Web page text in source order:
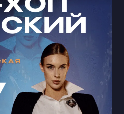
ЖЕНСКИЙ ХИП-
В
🩵